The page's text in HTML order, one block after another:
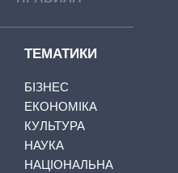
ТЕМАТИКИ
БІЗНЕС
ЕКОНОМІКА
КУЛЬТУРА
НАУКА
НАЦІОНАЛЬНА